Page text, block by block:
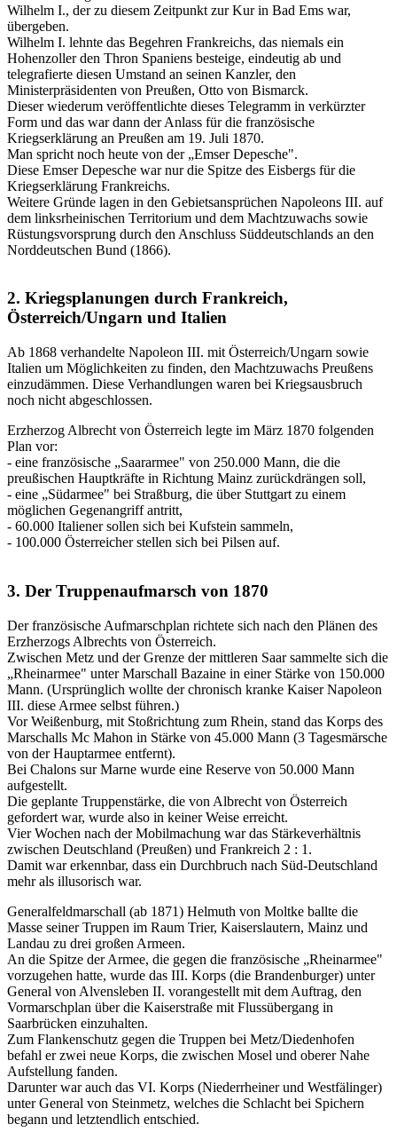
Wilhelm I., der zu diesem Zeitpunkt zur Kur in Bad Ems war,
übergeben.
Wilhelm I. lehnte das Begehren Frankreichs, das niemals ein
Hohenzoller den Thron Spaniens besteige, eindeutig ab und
telegrafierte diesen Umstand an seinen Kanzler, den
Ministerpräsidenten von Preußen, Otto von Bismarck.
Dieser wiederum veröffentlichte dieses Telegramm in verkürzter
Form und das war dann der Anlass für die französische
Kriegserklärung an Preußen am 19. Juli 1870.
Man spricht noch heute von der „Emser Depesche".
Diese Emser Depesche war nur die Spitze des Eisbergs für die
Kriegserklärung Frankreichs.
Weitere Gründe lagen in den Gebietsansprüchen Napoleons III. auf
dem linksrheinischen Territorium und dem Machtzuwachs sowie
Rüstungsvorsprung durch den Anschluss Süddeutschlands an den
Norddeutschen Bund (1866).
2. Kriegsplanungen durch Frankreich,
Österreich/Ungarn und Italien
Ab 1868 verhandelte Napoleon III. mit Österreich/Ungarn sowie
Italien um Möglichkeiten zu finden, den Machtzuwachs Preußens
einzudämmen. Diese Verhandlungen waren bei Kriegsausbruch
noch nicht abgeschlossen.
Erzherzog Albrecht von Österreich legte im März 1870 folgenden
Plan vor:
- eine französische „Saararmee" von 250.000 Mann, die die
preußischen Hauptkräfte in Richtung Mainz zurückdrängen soll,
- eine „Südarmee" bei Straßburg, die über Stuttgart zu einem
möglichen Gegenangriff antritt,
- 60.000 Italiener sollen sich bei Kufstein sammeln,
- 100.000 Österreicher stellen sich bei Pilsen auf.
3. Der Truppenaufmarsch von 1870
Der französische Aufmarschplan richtete sich nach den Plänen des
Erzherzogs Albrechts von Österreich.
Zwischen Metz und der Grenze der mittleren Saar sammelte sich die
„Rheinarmee" unter Marschall Bazaine in einer Stärke von 150.000
Mann. (Ursprünglich wollte der chronisch kranke Kaiser Napoleon
III. diese Armee selbst führen.)
Vor Weißenburg, mit Stoßrichtung zum Rhein, stand das Korps des
Marschalls Mc Mahon in Stärke von 45.000 Mann (3 Tagesmärsche
von der Hauptarmee entfernt).
Bei Chalons sur Marne wurde eine Reserve von 50.000 Mann
aufgestellt.
Die geplante Truppenstärke, die von Albrecht von Österreich
gefordert war, wurde also in keiner Weise erreicht.
Vier Wochen nach der Mobilmachung war das Stärkeverhältnis
zwischen Deutschland (Preußen) und Frankreich 2 : 1.
Damit war erkennbar, dass ein Durchbruch nach Süd-Deutschland
mehr als illusorisch war.
Generalfeldmarschall (ab 1871) Helmuth von Moltke ballte die
Masse seiner Truppen im Raum Trier, Kaiserslautern, Mainz und
Landau zu drei großen Armeen.
An die Spitze der Armee, die gegen die französische „Rheinarmee"
vorzugehen hatte, wurde das III. Korps (die Brandenburger) unter
General von Alvensleben II. vorangestellt mit dem Auftrag, den
Vormarschplan über die Kaiserstraße mit Flussübergang in
Saarbrücken einzuhalten.
Zum Flankenschutz gegen die Truppen bei Metz/Diedenhofen
befahl er zwei neue Korps, die zwischen Mosel und oberer Nahe
Aufstellung fanden.
Darunter war auch das VI. Korps (Niederrheiner und Westfälinger)
unter General von Steinmetz, welches die Schlacht bei Spichern
begann und letztendlich entschied.